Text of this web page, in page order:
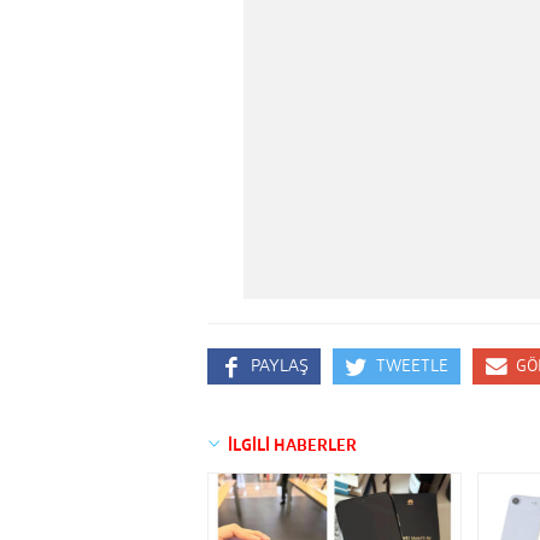
PAYLAŞ TWEETLE
İLGİLİ HABERLER